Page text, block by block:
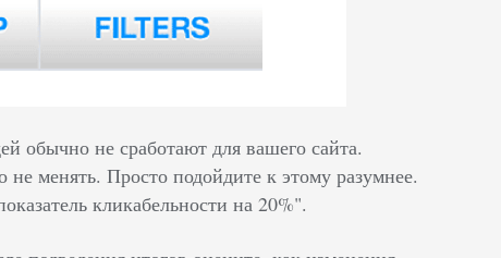
обычно не сработают для вашего сайта.
не менять. Просто подойдите к этому разумнее.
кликабельности на 20%".